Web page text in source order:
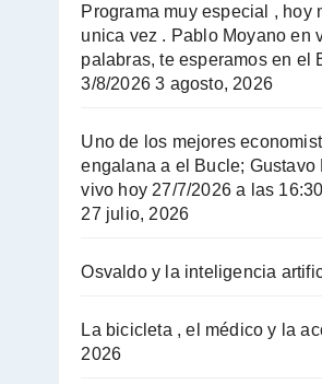
Programa muy especial , hoy
unica vez . Pablo Moyano en
palabras, te esperamos en el
3/8/2026 3 agosto, 2026
Uno de los mejores
engalana a el Bucle; Gustavo
vivo hoy 27/7/2026 a las
27 julio, 2026
Osvaldo y la inteligencia
La bicicleta , el médico y la
2026